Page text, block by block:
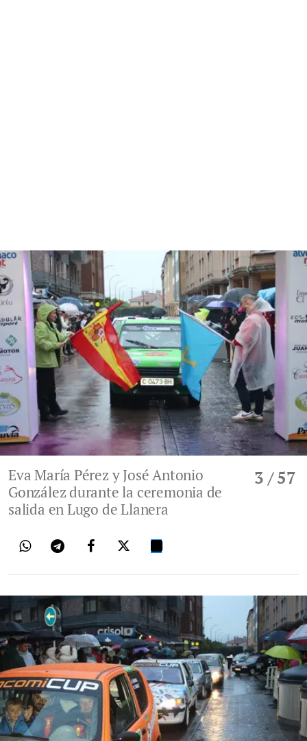
3 / 57
Eva María Pérez y José Antonio
González durante la ceremonia de
salida en Lugo de Llanera